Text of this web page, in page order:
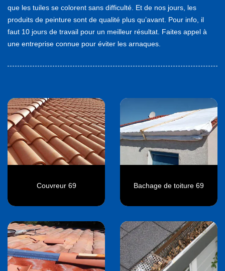
que les tuiles se colorent sans difficulté. Et de nos jours, les
produits de peinture sont de qualité plus qu’avant. Pour info, il
faut 10 jours de travail pour un meilleur résultat. Faites appel à
une entreprise connue pour éviter les arnaques.
Couvreur 69 Bachage de toiture 69